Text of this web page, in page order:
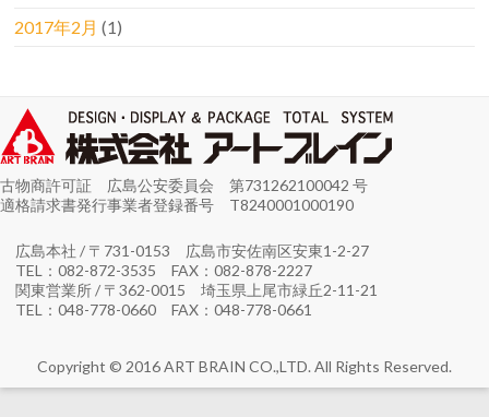
2017年2月 (1)
古物商許可証 広島公安委員会 第731262100042 号
適格請求書発行事業者登録番号 T8240001000190
広島本社 / 〒731-0153 広島市安佐南区安東1-2-27
TEL：082-872-3535 FAX：082-878-2227
関東営業所 / 〒362-0015 埼玉県上尾市緑丘2-11-21
TEL：048-778-0660 FAX：048-778-0661
Copyright © 2016 ART BRAIN CO.,LTD. All Rights Reserved.